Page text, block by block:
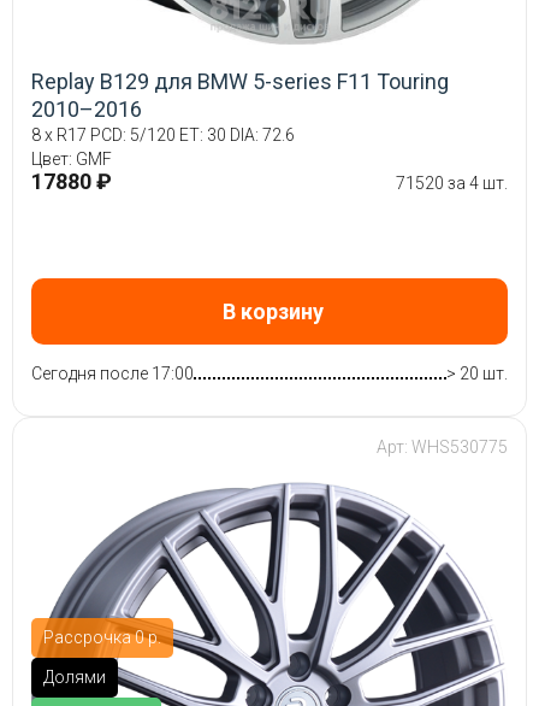
Replay B129 для BMW 5-series F11 Touring
2010–2016
8 x R17 PCD: 5/120 ET: 30 DIA: 72.6
Цвет: GMF
17880 ₽ 71520 за 4 шт.
В корзину
Сегодня после 17:00 > 20 шт.
Рассрочка 0 р.
Долями
Арт: WHS530775